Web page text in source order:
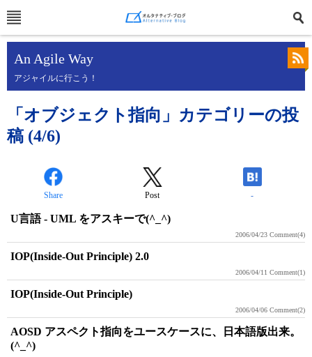
An Agile Way
アジャイルに行こう！
「オブジェクト指向」カテゴリーの投
稿 (4/6)
Share Post -
U言語 - UML をアスキーで(^_^)
2006/04/23 Comment(4)
IOP(Inside-Out Principle) 2.0
2006/04/11 Comment(1)
IOP(Inside-Out Principle)
2006/04/06 Comment(2)
AOSD アスペクト指向をユースケースに、日本語版出来。
(^_^)